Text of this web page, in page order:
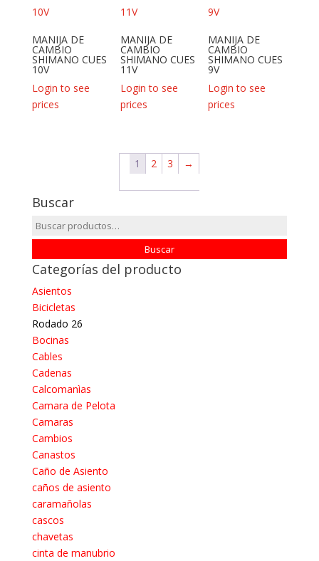
MANIJA DE
CAMBIO
SHIMANO CUES
10V
Login to see
prices
MANIJA DE
CAMBIO
SHIMANO CUES
11V
Login to see
prices
MANIJA DE
CAMBIO
SHIMANO CUES
9V
Login to see
prices
1 2 3 →
Buscar
Buscar
por:
Buscar
Categorías del producto
Asientos
Bicicletas
Rodado 26
Bocinas
Cables
Cadenas
Calcomanìas
Camara de Pelota
Camaras
Cambios
Canastos
Caño de Asiento
caños de asiento
caramañolas
cascos
chavetas
cinta de manubrio